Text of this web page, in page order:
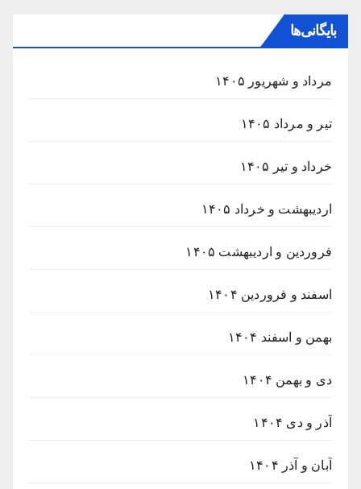
بایگانی‌ها
مرداد و شهریور ۱۴۰۵
تیر و مرداد ۱۴۰۵
خرداد و تیر ۱۴۰۵
اردیبهشت و خرداد ۱۴۰۵
فروردین و اردیبهشت ۱۴۰۵
اسفند و فروردین ۱۴۰۴
بهمن و اسفند ۱۴۰۴
دی و بهمن ۱۴۰۴
آذر و دی ۱۴۰۴
آبان و آذر ۱۴۰۴